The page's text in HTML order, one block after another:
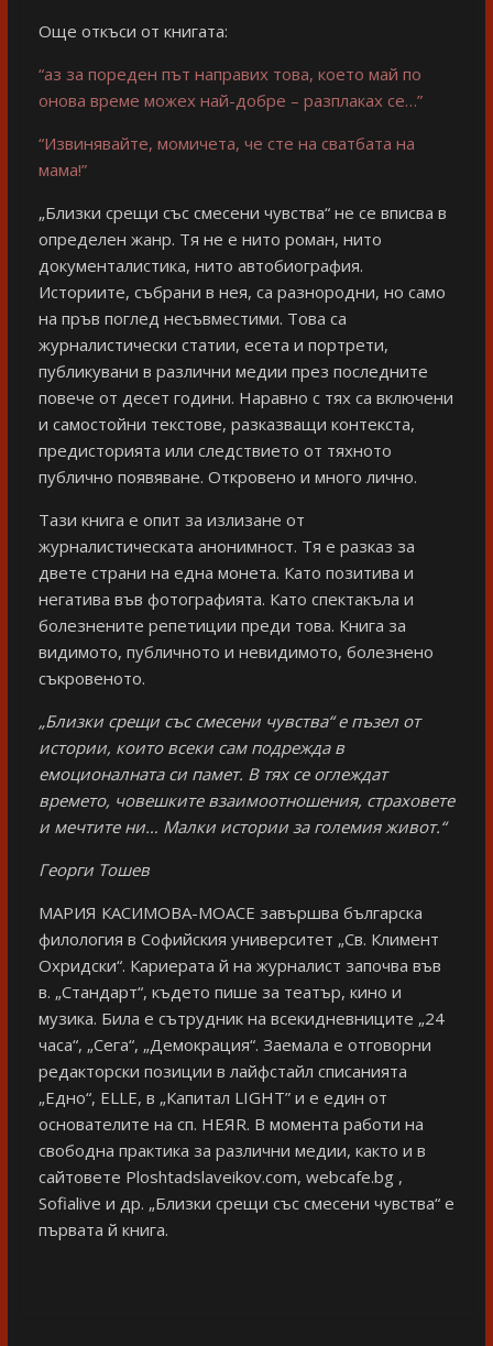
Още откъси от книгата:
“аз за пореден път направих това, което май по
онова време можех най-добре – разплаках се…”
“Извинявайте, момичета, че сте на сватбата на
мама!”
„Близки срещи със смесени чувства“ не се вписва в
определен жанр. Тя не е нито роман, нито
документалистика, нито автобиография.
Историите, събрани в нея, са разнородни, но само
на пръв поглед несъвместими. Това са
журналистически статии, есета и портрети,
публикувани в различни медии през последните
повече от десет години. Наравно с тях са включени
и самостойни текстове, разказващи контекста,
предисторията или следствието от тяхното
публично появяване. Откровено и много лично.
Тази книга е опит за излизане от
журналистическата анонимност. Тя е разказ за
двете страни на една монета. Като позитива и
негатива във фотографията. Като спектакъла и
болезнените репетиции преди това. Книга за
видимото, публичното и невидимото, болезнено
съкровеното.
„Близки срещи със смесени чувства“ е пъзел от
истории, които всеки сам подрежда в
емоционалната си памет. В тях се оглеждат
времето, човешките взаимоотношения, страховете
и мечтите ни… Малки истории за големия живот.“
Георги Тошев
МАРИЯ КАСИМОВА-МОАСЕ завършва българска
филология в Софийския университет „Св. Климент
Охридски“. Кариерата й на журналист започва във
в. „Стандарт“, където пише за театър, кино и
музика. Била е сътрудник на всекидневниците „24
часа“, „Сега“, „Демокрация“. Заемала е отговорни
редакторски позиции в лайфстайл списанията
„Едно“, ELLE, в „Капитал LIGHT” и е един от
основателите на сп. НЕЯR. В момента работи на
свободна практика за различни медии, както и в
сайтовете Ploshtadslaveikov.com, webcafe.bg ,
Sofialive и др. „Близки срещи със смесени чувства“ е
първата й книга.